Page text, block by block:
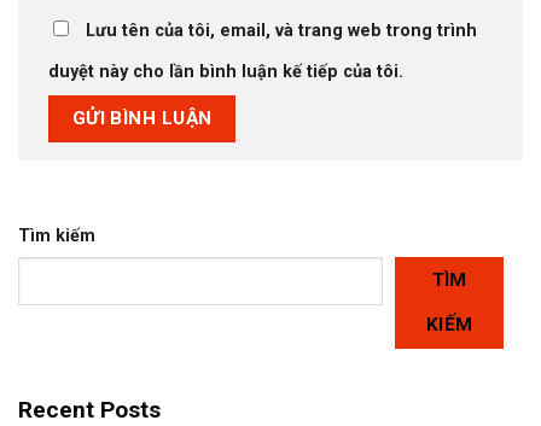
Lưu tên của tôi, email, và trang web trong trình
duyệt này cho lần bình luận kế tiếp của tôi.
Tìm kiếm
TÌM
KIẾM
Recent Posts